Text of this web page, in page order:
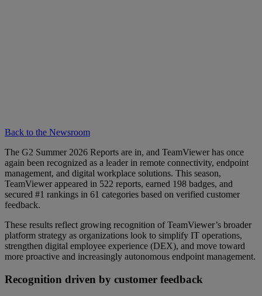
Back to the Newsroom
The G2 Summer 2026 Reports are in, and TeamViewer has once
again been recognized as a leader in remote connectivity, endpoint
management, and digital workplace solutions. This season,
TeamViewer appeared in 522 reports, earned 198 badges, and
secured #1 rankings in 61 categories based on verified customer
feedback.
These results reflect growing recognition of TeamViewer’s broader
platform strategy as organizations look to simplify IT operations,
strengthen digital employee experience (DEX), and move toward
more proactive and increasingly autonomous endpoint management.
Recognition driven by customer feedback